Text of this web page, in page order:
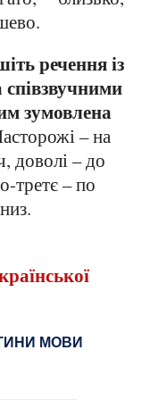
речення із
зумовлена
– на
доволі – до
третє – по
МОВИ